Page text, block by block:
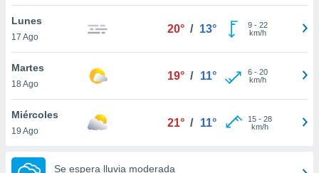
como
sitio
de
traten tus
en
interés
Para
su
Lunes
17 Ago
20° / 13° 9- 22
km/h
Martes
18 Ago
19° / 11° 6- 20
km/h
Miércoles
19 Ago
21° / 11° 15- 28
km/h
Se espera lluvia moderada